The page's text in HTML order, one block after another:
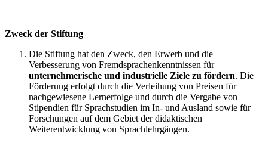
Zweck der Stiftung
Die Stiftung hat den Zweck, den Erwerb und die
Verbesserung von Fremdsprachenkenntnissen für
unternehmerische und industrielle Ziele zu fördern. Die
Förderung erfolgt durch die Verleihung von Preisen für
nachgewiesene Lernerfolge und durch die Vergabe von
Stipendien für Sprachstudien im In- und Ausland sowie für
Forschungen auf dem Gebiet der didaktischen
Weiterentwicklung von Sprachlehrgängen.